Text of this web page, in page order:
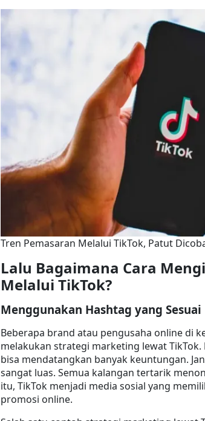
Tren Pemasaran Melalui TikTok, Patut
Lalu Bagaimana Cara
Melalui TikTok?
Menggunakan Hashtag yang Sesuai
Beberapa brand atau pengusaha online di
melakukan strategi marketing lewat
bisa mendatangkan banyak keuntungan.
sangat luas. Semua kalangan tertarik
itu, TikTok menjadi media sosial yang
promosi online.